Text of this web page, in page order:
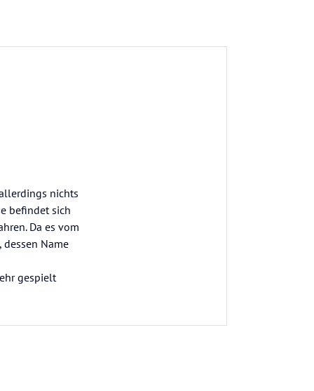
nichts
befindet sich
Da es vom
Name
gespielt